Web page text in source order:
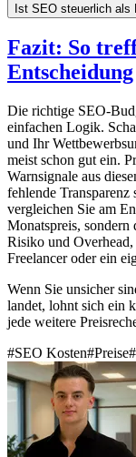
Ist SEO steuerlich als
Fazit: So
Entscheidung
Die richtige SEO-
einfachen Logik.
und Ihr
meist schon gut ein.
Warnsignale aus
fehlende
vergleichen Sie am
Monatspreis, sondern
Risiko und
Freelancer oder ein
Wenn Sie unsicher
landet, lohnt sich ein
jede weitere
#SEO Kosten#Preise#